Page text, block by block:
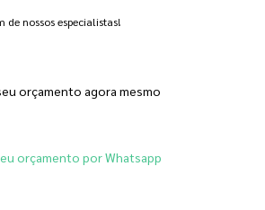
nossos especialistas!
orçamento agora mesmo
orçamento por Whatsapp